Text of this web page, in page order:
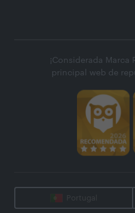
¡Considerada Marca
principal web de
Portugal